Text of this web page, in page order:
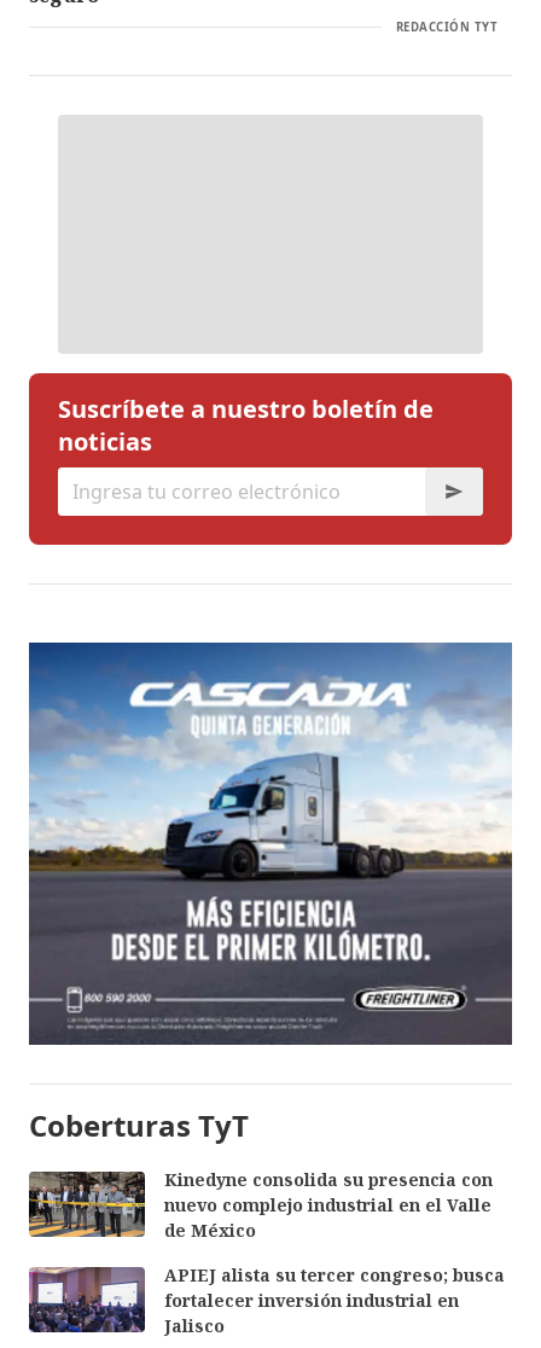
REDACCIÓN TYT
Suscríbete a nuestro boletín de
noticias
Coberturas TyT
Kinedyne consolida su presencia con
nuevo complejo industrial en el Valle
de México
APIEJ alista su tercer congreso; busca
fortalecer inversión industrial en
Jalisco